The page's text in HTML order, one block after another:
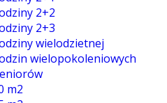
2+2
2+3
wielodzietnej
wielopokoleniowych
m2